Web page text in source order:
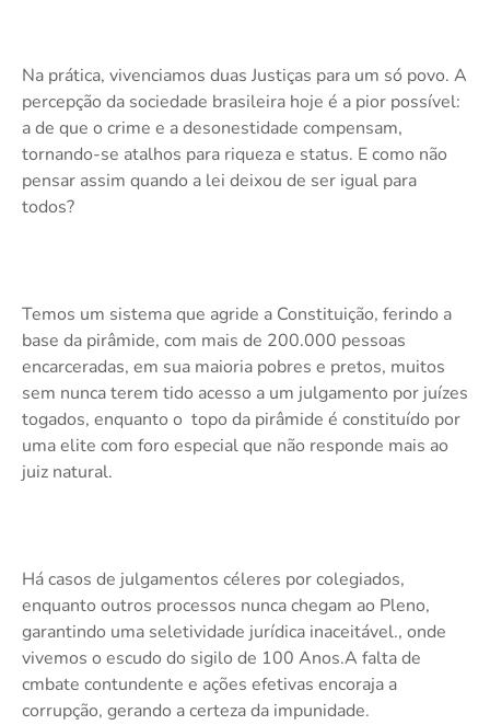
Na prática, vivenciamos duas Justiças para um só povo. A
percepção da sociedade brasileira hoje é a pior possível:
a de que o crime e a desonestidade compensam,
tornando-se atalhos para riqueza e status. E como não
pensar assim quando a lei deixou de ser igual para
todos?
Temos um sistema que agride a Constituição, ferindo a
base da pirâmide, com mais de 200.000 pessoas
encarceradas, em sua maioria pobres e pretos, muitos
sem nunca terem tido acesso a um julgamento por juízes
togados, enquanto o topo da pirâmide é constituído por
uma elite com foro especial que não responde mais ao
juiz natural.
Há casos de julgamentos céleres por colegiados,
enquanto outros processos nunca chegam ao Pleno,
garantindo uma seletividade jurídica inaceitável., onde
vivemos o escudo do sigilo de 100 Anos.A falta de
cmbate contundente e ações efetivas encoraja a
corrupção, gerando a certeza da impunidade.